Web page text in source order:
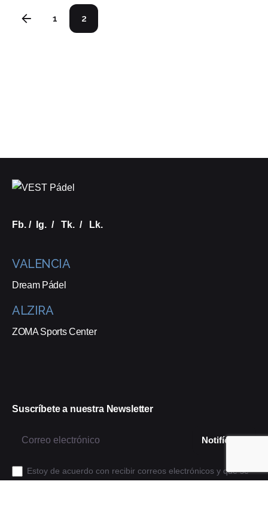
1 2
Fb. / Ig. / Tk. / Lk.
VALENCIA
Dream Pádel
ALZIRA
ZOMA Sports Center
Suscríbete a nuestra Newsletter
Estoy de acuerdo con recibir correos electrónicos y que se